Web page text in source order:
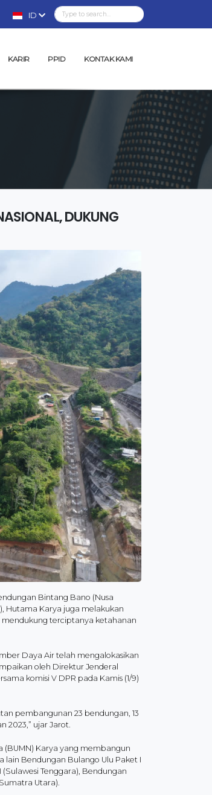
ID
KARIR PPID KONTAK KAMI
DUKUNG
Bintang Bano (Nusa
Hutama Karya juga melakukan
terciptanya ketahanan
Daya Air telah mengalokasikan
oleh Direktur Jenderal
komisi V DPR pada Kamis (1/9)
pembangunan 23 bendungan, 13
2023,” ujar Jarot.
(BUMN) Karya yang membangun
Bendungan Bulango Ulu Paket I
Tenggara), Bendungan
Utara).